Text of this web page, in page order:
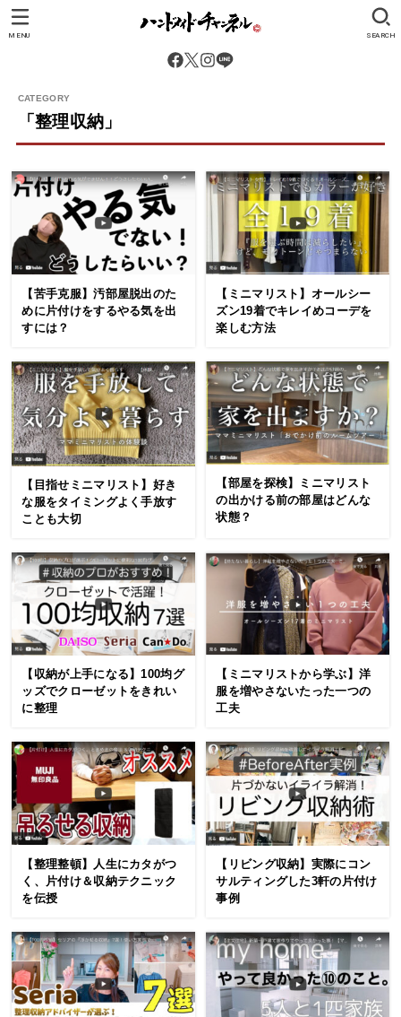
SEARCH
MENU
「整理収納」
【苦手克服】汚部屋脱出のた
めに片付けをするやる気を出
すには？
【ミニマリスト】オールシー
ズン19着でキレイめコーデを
楽しむ方法
【目指せミニマリスト】好き
な服をタイミングよく手放す
ことも大切
【部屋を探検】ミニマリスト
の出かける前の部屋はどんな
状態？
【収納が上手になる】100均グ
ッズでクローゼットをきれい
に整理
【ミニマリストから学ぶ】洋
服を増やさないたった一つの
工夫
【整理整頓】人生にカタがつ
く、片付け＆収納テクニック
を伝授
【リビング収納】実際にコン
サルティングした3軒の片付け
事例